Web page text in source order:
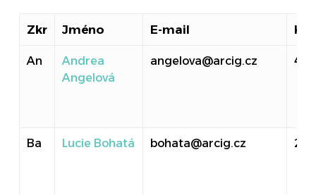
Zkr Jméno E-mail
An
Andrea
Angelová
angelova@arcig.cz
Ba Lucie Bohatá bohata@arcig.cz